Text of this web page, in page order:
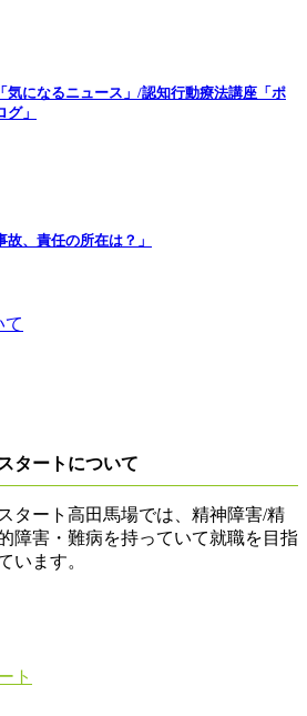
気になるニュース」/認知行動療法講座「ポ
」
、責任の所在は？」
て
タートについて
タート高田馬場では、精神障害/精
障害・難病を持っていて就職を目指
います。
ト